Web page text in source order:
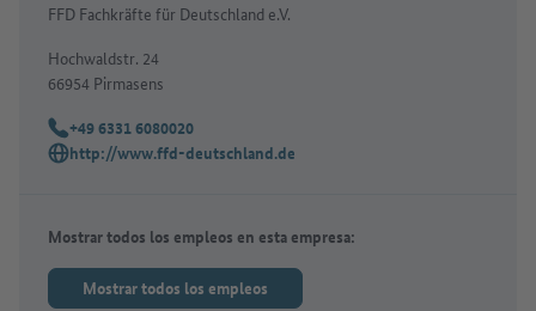
FFD Fachkräfte für Deutschland e.V.
Hochwaldstr. 24
66954 Pirmasens
Teléfono:
+49 6331 6080020
Sitio web:
http://www.ffd-deutschland.de
Mostrar todos los empleos en esta empresa:
Mostrar todos los empleos